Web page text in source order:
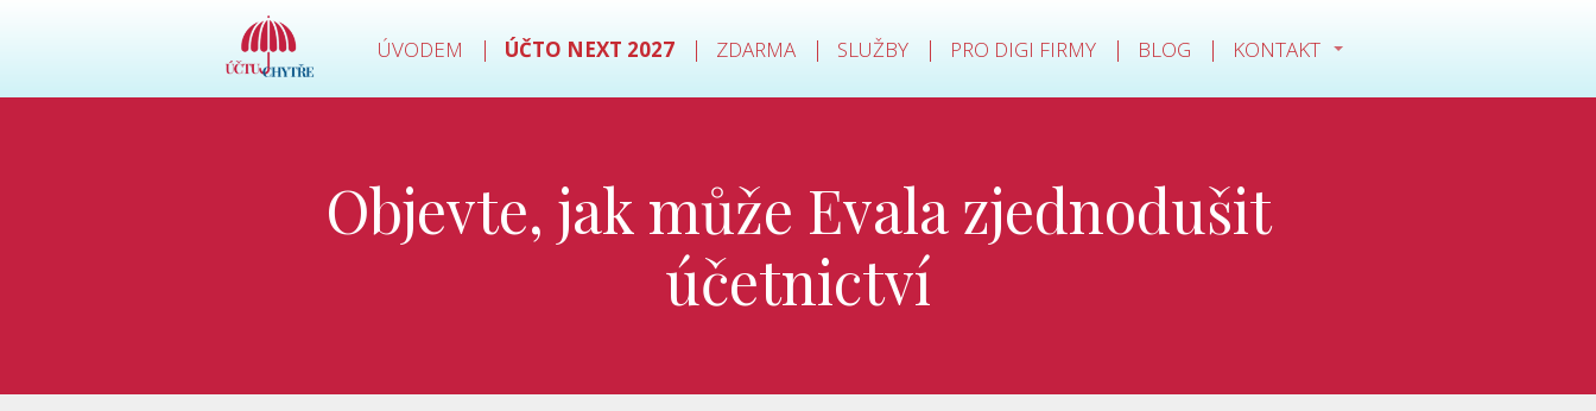
ÚVODEM ÚČTO NEXT 2027 ZDARMA SLUŽBY PRO DIGI FIRMY BLOG KONTAKT
Objevte, jak může Evala zjednodušit
účetnictví